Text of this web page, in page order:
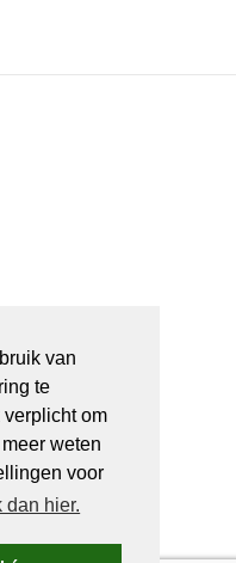
van
te
om
weten
voor
dan hier.